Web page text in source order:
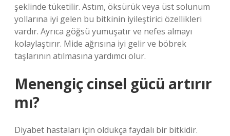
şeklinde tüketilir. Astım, öksürük veya üst solunum
yollarına iyi gelen bu bitkinin iyileştirici özellikleri
vardır. Ayrıca göğsü yumuşatır ve nefes almayı
kolaylaştırır. Mide ağrısına iyi gelir ve böbrek
taşlarının atılmasına yardımcı olur.
Menengiç cinsel gücü artırır
mı?
Diyabet hastaları için oldukça faydalı bir bitkidir.